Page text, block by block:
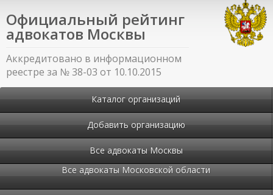
Официальный рейтинг
адвокатов Москвы
Аккредитовано в информационном
реестре за № 38-03 от 10.10.2015
Каталог организаций
Добавить организацию
Все адвокаты Москвы
Все адвокаты Московской области